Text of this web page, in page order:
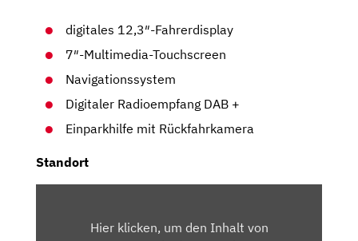
digitales 12,3″-Fahrerdisplay
7″-Multimedia-Touchscreen
Navigationssystem
Digitaler Radioempfang DAB +
Einparkhilfe mit Rückfahrkamera
Standort
MAPS.GOOGLE.DEHier klicken, um den Inhalt von